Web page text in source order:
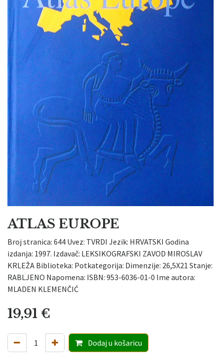
ATLAS EUROPE
Broj stranica: 644 Uvez: TVRDI Jezik: HRVATSKI Godina
izdanja: 1997. Izdavač: LEKSIKOGRAFSKI ZAVOD MIROSLAV
KRLEŽA Biblioteka: Potkategorija: Dimenzije: 26,5X21 Stanje:
RABLJENO Napomena: ISBN: 953-6036-01-0 Ime autora:
MLADEN KLEMENČIĆ
19,91 €
Dodaju košaricu